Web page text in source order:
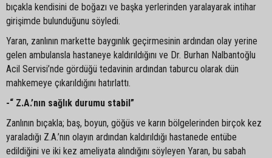
bıçakla kendisini de boğazı ve başka yerlerinden yaralayarak intihar
girişimde bulunduğunu söyledi.
Yaran, zanlının markette baygınlık geçirmesinin ardından olay yerine
gelen ambulansla hastaneye kaldırıldığını ve Dr. Burhan Nalbantoğlu
Acil Servisi’nde gördüğü tedavinin ardından taburcu olarak dün
mahkemeye çıkarıldığını hatırlattı.
-“ Z.A.’nın sağlık durumu stabil”
Zanlının bıçakla; baş, boyun, göğüs ve karın bölgelerinden birçok kez
yaraladığı Z.A.’nın olayın ardından kaldırıldığı hastanede entübe
edildiğini ve iki kez ameliyata alındığını söyleyen Yaran, bu sabah